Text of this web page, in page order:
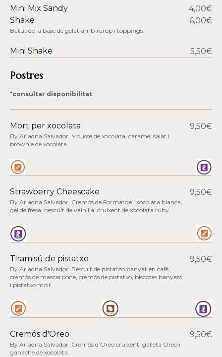
Mini Mix Sandy
4,00€
Shake
6,00€
Batut de la base de gelat amb xarop i toppings.
Mini Shake 5,50€
Postres
*consultar disponibilitat
Mort per xocolata 9,50€
By Ariadna Salvador. Mousse de xocolata, caramel salat I
brownie de xocolata
Strawberry Cheescake 9,50€
By Ariadna Salvador. Cremós de Formatge i xocolata blanca,
gel de fresa, bescuit de vainilla, cruixent de xocolata ruby.
Tiramisú de pistatxo 9,50€
By Ariadna Salvador. Bescuit de pistatzo banyat en cafè,
cremós de mascarpone, cremós de pistatxo, biscotes banyats
i pistatxo molt.
Cremós d'Oreo 9,50€
By Ariadna Salvador. Cremós d’Oreo cruixent, galleta Oreo i
ganache de xocolata.